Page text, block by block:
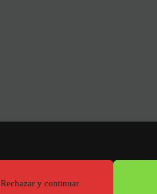
Rechazar y continuar